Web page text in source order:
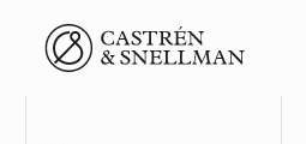
Front page